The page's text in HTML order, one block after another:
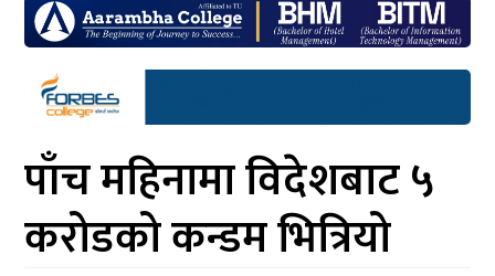
सेरोफेरो
समाचार
आर्थिक
मनोरञ्जन
पाँच महिनामा विदेशबाट ५
करोडको कन्डम भित्रियो